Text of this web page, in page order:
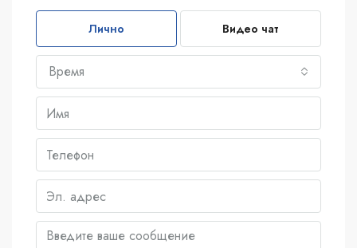
Лично Видео чат
Время